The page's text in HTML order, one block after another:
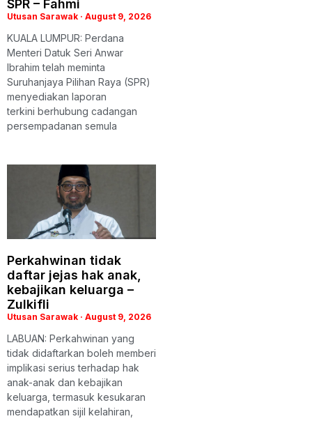
SPR – Fahmi
Utusan Sarawak August 9, 2026
KUALA LUMPUR: Perdana
Menteri Datuk Seri Anwar
Ibrahim telah meminta
Suruhanjaya Pilihan Raya (SPR)
menyediakan laporan
terkini berhubung cadangan
persempadanan semula
Perkahwinan tidak
daftar jejas hak anak,
kebajikan keluarga –
Zulkifli
Utusan Sarawak August 9, 2026
LABUAN: Perkahwinan yang
tidak didaftarkan boleh memberi
implikasi serius terhadap hak
anak-anak dan kebajikan
keluarga, termasuk kesukaran
mendapatkan sijil kelahiran,